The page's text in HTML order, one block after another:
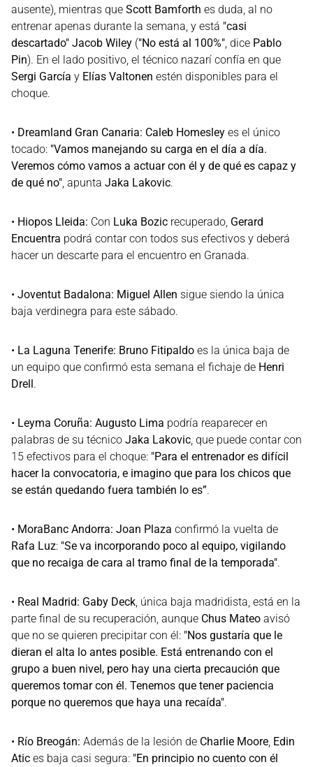
ausente), mientras que Scott Bamforth es duda, al no
entrenar apenas durante la semana, y está "casi
descartado" Jacob Wiley ("No está al 100%", dice Pablo
Pin). En el lado positivo, el técnico nazarí confía en que
Sergi García y Elías Valtonen estén disponibles para el
choque.
• Dreamland Gran Canaria: Caleb Homesley es el único
tocado: "Vamos manejando su carga en el día a día.
Veremos cómo vamos a actuar con él y de qué es capaz y
de qué no", apunta Jaka Lakovic.
• Hiopos Lleida: Con Luka Bozic recuperado, Gerard
Encuentra podrá contar con todos sus efectivos y deberá
hacer un descarte para el encuentro en Granada.
• Joventut Badalona: Miguel Allen sigue siendo la única
baja verdinegra para este sábado.
• La Laguna Tenerife: Bruno Fitipaldo es la única baja de
un equipo que confirmó esta semana el fichaje de Henri
Drell.
• Leyma Coruña: Augusto Lima podría reaparecer en
palabras de su técnico Jaka Lakovic, que puede contar con
15 efectivos para el choque: "Para el entrenador es difícil
hacer la convocatoria, e imagino que para los chicos que
se están quedando fuera también lo es”.
• MoraBanc Andorra: Joan Plaza confirmó la vuelta de
Rafa Luz: "Se va incorporando poco al equipo, vigilando
que no recaiga de cara al tramo final de la temporada".
• Real Madrid: Gaby Deck, única baja madridista, está en la
parte final de su recuperación, aunque Chus Mateo avisó
que no se quieren precipitar con él: "Nos gustaría que le
dieran el alta lo antes posible. Está entrenando con el
grupo a buen nivel, pero hay una cierta precaución que
queremos tomar con él. Tenemos que tener paciencia
porque no queremos que haya una recaída".
• Río Breogán: Además de la lesión de Charlie Moore, Edin
Atic es baja casi segura: "En principio no cuento con él